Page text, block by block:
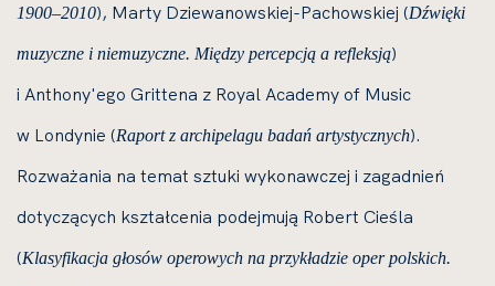
1900–2010), Marty Dziewanowskiej-Pachowskiej (Dźwięki
muzyczne i niemuzyczne. Między percepcją a refleksją)
i Anthony'ego Grittena z Royal Academy of Music
w Londynie (Raport z archipelagu badań artystycznych).
Rozważania na temat sztuki wykonawczej i zagadnień
dotyczących kształcenia podejmują Robert Cieśla
(Klasyfikacja głosów operowych na przykładzie oper polskich.